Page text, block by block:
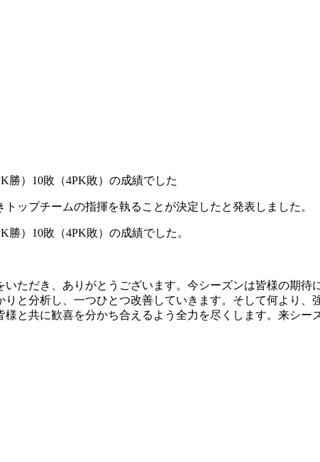
勝）10敗（4PK敗）の成績でした
ップチームの指揮を執ることが決定したと発表しました。
）10敗（4PK敗）の成績でした。
ただき、ありがとうございます。今シーズンは皆様の期
と分析し、一つひとつ改善していきます。そして何より
と共に歓喜を分かち合えるよう全力を尽くします。来シー